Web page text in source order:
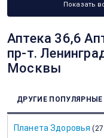
Показать
Аптека 36,6
пр-т.
Москвы
ДРУГИЕ
Планета Здоровья (